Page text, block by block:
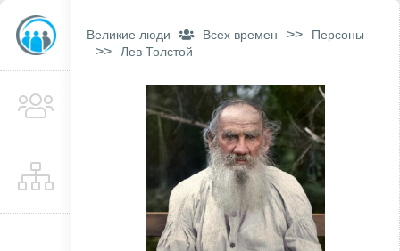
Великие люди Всех времен >> Персоны
>> Лев Толстой